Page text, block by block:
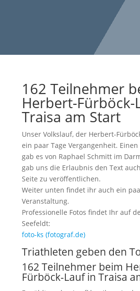
162 Teilnehmer
Herbert-Fürböck-
Traisa am Start
Unser Volkslauf, der Herbert-
ein paar Tage Vergangenheit.
gab es von Raphael Schmitt im
gab uns die Erlaubnis den Text
Seite zu veröffentlichen.
Weiter unten findet ihr auch ein
Veranstaltung.
Professionelle Fotos findet Ihr auf
Seefeldt:
foto-ks (fotograf.de)
Triathleten geben den
162 Teilnehmer beim
Fürböck-Lauf in Traisa